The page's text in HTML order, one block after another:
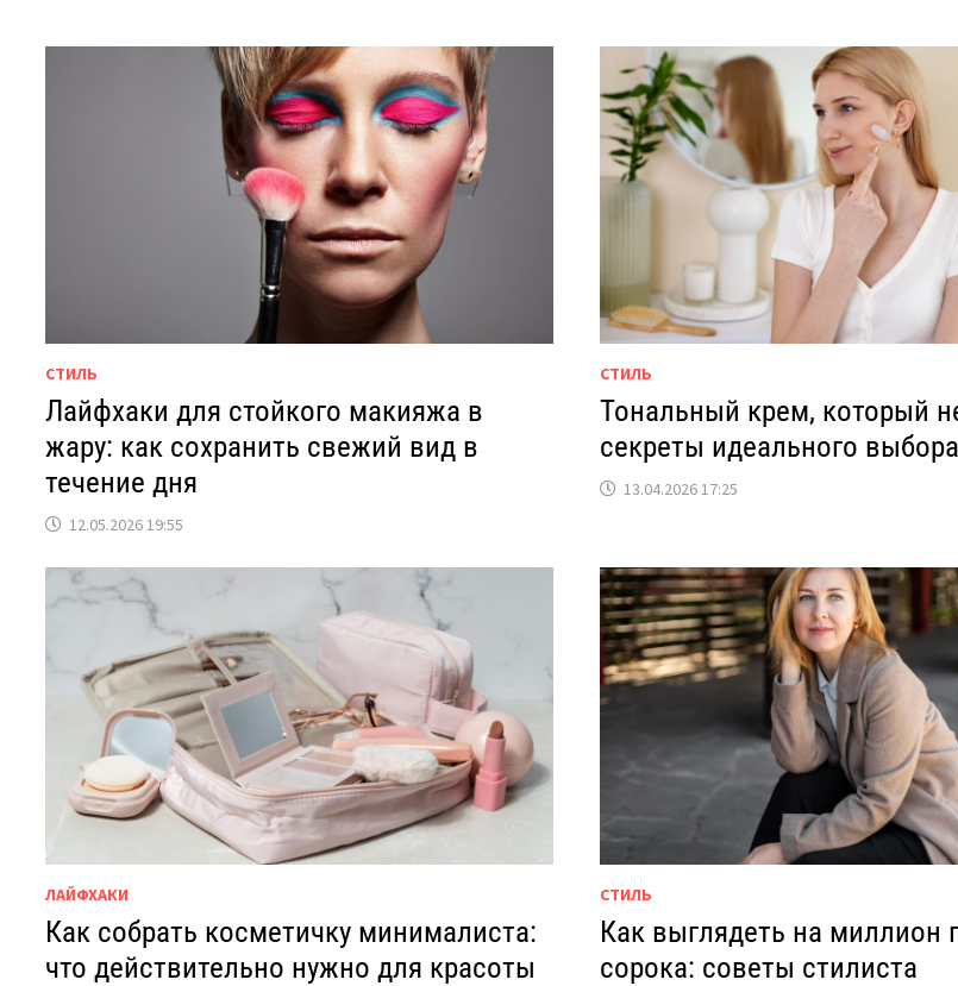
СТИЛЬ
Лайфхаки для стойкого макияжа в
жару: как сохранить свежий вид в
течение дня
12.05.2026 19:55
СТИЛЬ
Тональный крем, который
секреты идеального выбора
13.04.2026 17:25
ЛАЙФХАКИ
Как собрать косметичку минималиста:
что действительно нужно для красоты
СТИЛЬ
Как выглядеть на миллион
сорока: советы стилиста